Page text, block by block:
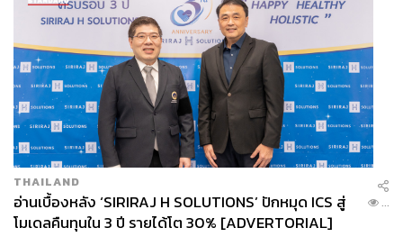
ครั้งก่อนคุยกันว่าแรปเปอร์เหมือนหมาป่าที่รักสันโดษ แต่วัน
หนึ่งถ้าฮิปฮอปกลายเป็นเมนสตรีมขึ้นมาจริงๆ อาจเกิด
ปรากฏการณ์ที่ฝูงหมาป่าเริ่มต่อสู้กันเอง แต่วันนี้เราก็เห็นว่ามี
การฟีเจอริงระหว่างแรปเปอร์เกิดขึ้นมากมายหลายเพลง
กอล์ฟ:(เอนหลังพิงโซฟา แล้วหัวเราะ) ไอ้ที่รวมกันมันก็รวม
ไง แต่มันก็เรื่องปกติครับ เรื่องถูกกันหรือไม่ถูกกันมันเป็นเรื่อง
THAILAND
อ่านเบื้องหลัง ‘SIRIRAJ H SOLUTIONS’ ปักหมุด ICS สู่
โมเดลคืนทุนใน 3 ปี รายได้โต 30% [ADVERTORIAL]
...